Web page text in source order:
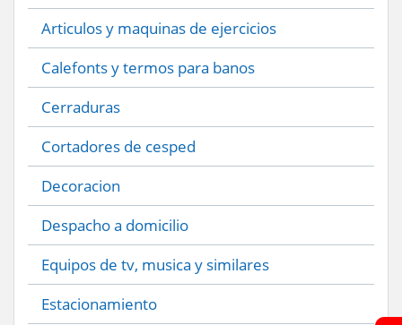
Articulos y maquinas de ejercicios
Calefonts y termos para banos
Cerraduras
Cortadores de cesped
Decoracion
Despacho a domicilio
Equipos de tv, musica y similares
Estacionamiento